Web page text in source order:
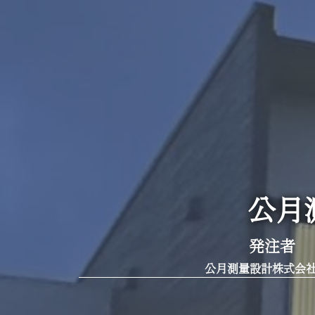
公月
発注者
公月測量設計株式